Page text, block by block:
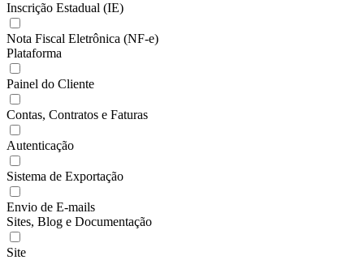
Inscrição Estadual (IE)
Nota Fiscal Eletrônica (NF-e)
Plataforma
Painel do Cliente
Contas, Contratos e Faturas
Autenticação
Sistema de Exportação
Envio de E-mails
Sites, Blog e Documentação
Site